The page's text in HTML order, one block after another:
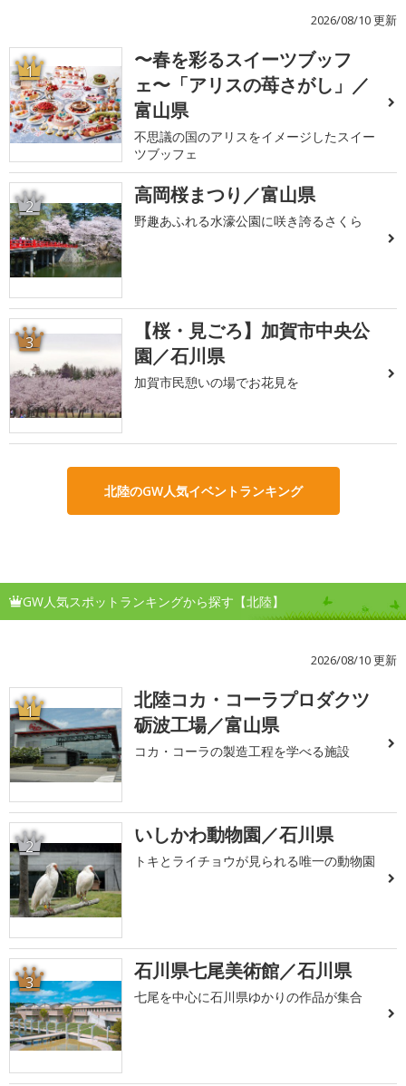
2026/08/10 更新
1
〜春を彩るスイーツブッフ
ェ〜「アリスの苺さがし」／
富山県
不思議の国のアリスをイメージしたスイー
ツブッフェ
2 高岡桜まつり／富山県
野趣あふれる水濠公園に咲き誇るさくら
3
【桜・見ごろ】加賀市中央公
園／石川県
加賀市民憩いの場でお花見を
北陸のGW人気イベントランキング
GW人気スポットランキングから探す【北陸】
2026/08/10 更新
1
北陸コカ・コーラプロダクツ
砺波工場／富山県
コカ・コーラの製造工程を学べる施設
2 いしかわ動物園／石川県
トキとライチョウが見られる唯一の動物園
3 石川県七尾美術館／石川県
七尾を中心に石川県ゆかりの作品が集合